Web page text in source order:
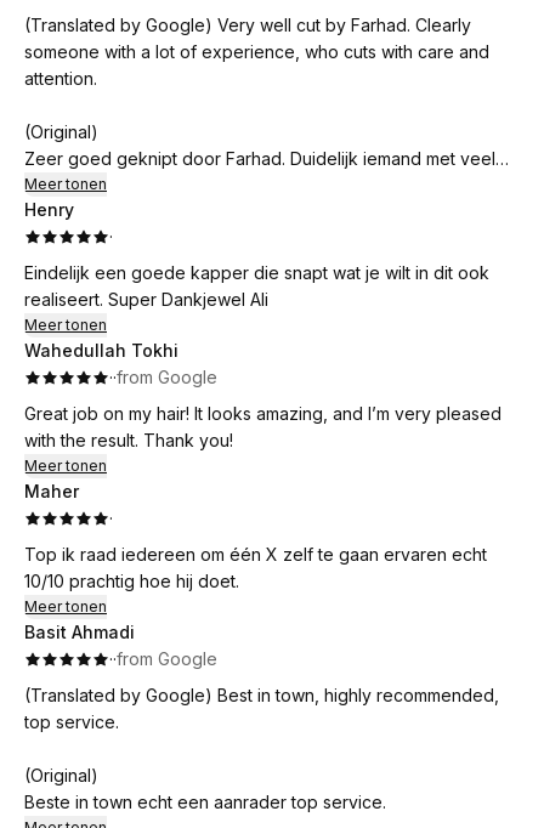
(Translated by Google) Very well cut by Farhad. Clearly
someone with a lot of experience, who cuts with care and
attention.
(Original)
Zeer goed geknipt door Farhad. Duidelijk iemand met veel
ervaring, die met zorg en aandacht knipt.
Meer tonen
Henry
·
Eindelijk een goede kapper die snapt wat je wilt in dit ook
realiseert. Super Dankjewel Ali
Meer tonen
Wahedullah Tokhi
··from Google
Great job on my hair! It looks amazing, and I’m very pleased
with the result. Thank you!
Meer tonen
Maher
·
Top ik raad iedereen om één X zelf te gaan ervaren echt
10/10 prachtig hoe hij doet.
Meer tonen
Basit Ahmadi
··from Google
(Translated by Google) Best in town, highly recommended,
top service.
(Original)
Beste in town echt een aanrader top service.